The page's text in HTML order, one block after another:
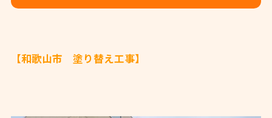
【和歌山市 塗り替え工事】